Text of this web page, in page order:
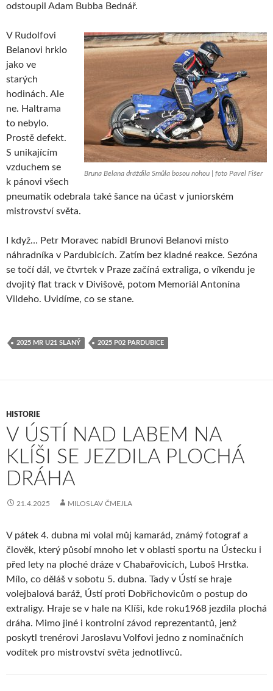
odstoupil Adam Bubba Bednář.
Bruna Belana dráždila Smůla bosou nohou | foto Pavel Fišer
V Rudolfovi
Belanovi hrklo
jako ve
starých
hodinách. Ale
ne. Haltrama
to nebylo.
Prostě defekt.
S unikajícím
vzduchem se
k pánovi všech
pneumatik odebrala také šance na účast v juniorském
mistrovství světa.
I když… Petr Moravec nabídl Brunovi Belanovi místo
náhradníka v Pardubicích. Zatím bez kladné reakce. Sezóna
se točí dál, ve čtvrtek v Praze začíná extraliga, o víkendu je
dvojitý flat track v Divišově, potom Memoriál Antonína
Vildeho. Uvidíme, co se stane.
2025 MR U21 SLANÝ 2025 P02 PARDUBICE
HISTORIE
V ÚSTÍ NAD LABEM NA
KLÍŠI SE JEZDILA PLOCHÁ
DRÁHA
21.4.2025 MILOSLAV ČMEJLA
V pátek 4. dubna mi volal můj kamarád, známý fotograf a
člověk, který působí mnoho let v oblasti sportu na Ústecku i
před lety na ploché dráze v Chabařovicích, Luboš Hrstka.
Mílo, co děláš v sobotu 5. dubna. Tady v Ústí se hraje
volejbalová baráž, Ústí proti Dobřichovicům o postup do
extraligy. Hraje se v hale na Klíši, kde roku1968 jezdila plochá
dráha. Mimo jiné i kontrolní závod reprezentantů, jenž
poskytl trenérovi Jaroslavu Volfovi jedno z nominačních
vodítek pro mistrovství světa jednotlivců.